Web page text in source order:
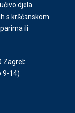
djela
s kršćanskom
ili
Zagreb
9-14)